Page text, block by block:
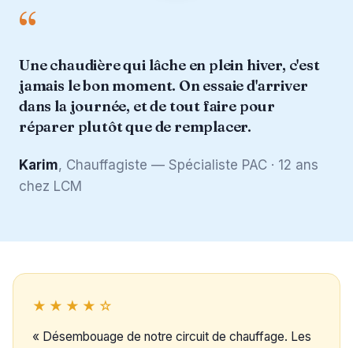
“
Une chaudière qui lâche en plein hiver, c'est
jamais le bon moment. On essaie d'arriver
dans la journée, et de tout faire pour
réparer plutôt que de remplacer.
Karim, Chauffagiste — Spécialiste PAC · 12 ans
chez LCM
★★★★☆
« Désembouage de notre circuit de chauffage. Les